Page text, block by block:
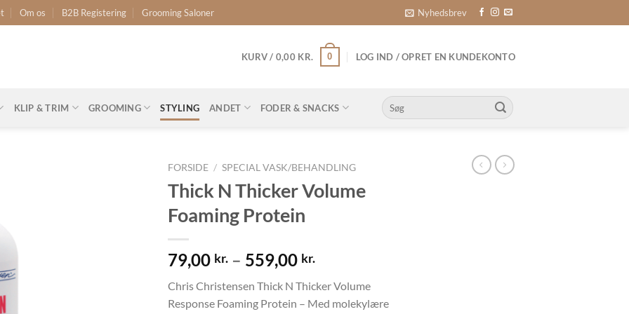
Om os B2B Registering Grooming Saloner Nyhedsbrev
KURV / 0,00 KR. 0 LOG IND / OPRET EN KUNDEKONTO
KLIP & TRIM GROOMING STYLING ANDET FODER & SNACKS
Søg
efter:
FORSIDE / SPECIAL VASK/BEHANDLING
Thick N Thicker Volume
Foaming Protein
79,00 kr. – 559,00 kr.
Chris Christensen Thick N Thicker Volume
Response Foaming Protein – Med molekylære